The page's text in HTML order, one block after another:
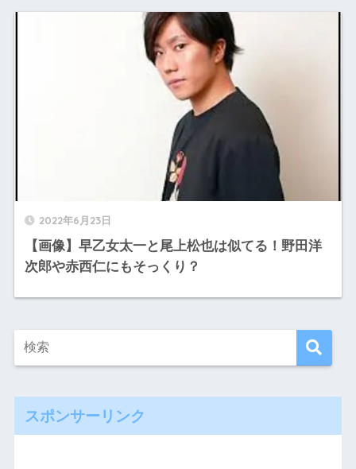
2022年6月23日
【画像】早乙女太一と尾上松也は似てる！野田洋
次郎や赤西仁にもそっくり？
スポンサーリンク